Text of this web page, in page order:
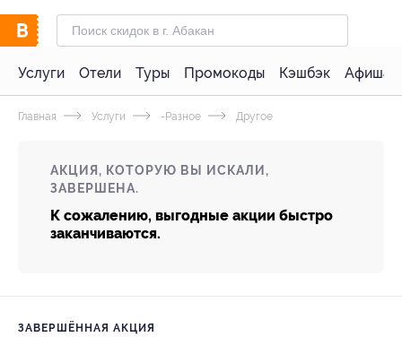
Услуги Отели Туры Промокоды Кэшбэк Афиша
Главная Услуги -Разное Другое
АКЦИЯ, КОТОРУЮ ВЫ ИСКАЛИ,
ЗАВЕРШЕНА.
К сожалению, выгодные акции быстро
заканчиваются.
ЗАВЕРШЁННАЯ АКЦИЯ